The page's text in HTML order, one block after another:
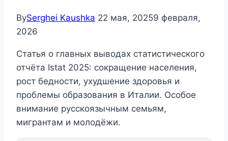
BySerghei Kaushka 22 мая, 20259 февраля,
2026
Статья о главных выводах статистического
отчёта Istat 2025: сокращение населения,
рост бедности, ухудшение здоровья и
проблемы образования в Италии. Особое
внимание русскоязычным семьям,
мигрантам и молодёжи.